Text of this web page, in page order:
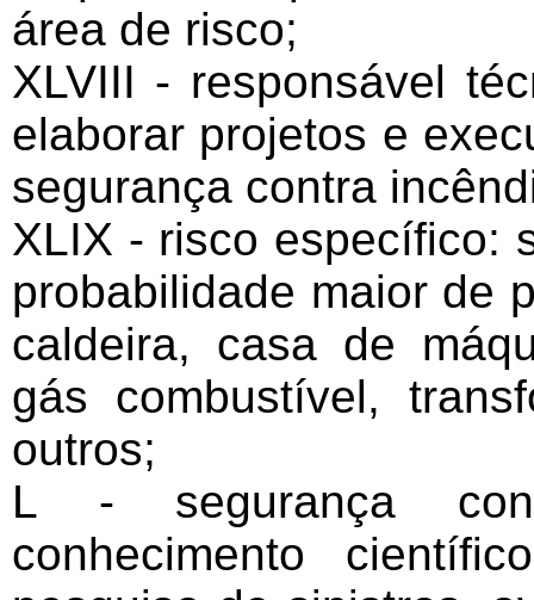
área de risco;
XLVIII - responsável
elaborar projetos e
segurança contra
XLIX - risco específico:
probabilidade maior de
caldeira, casa de
gás combustível,
outros;
L - segurança
conhecimento